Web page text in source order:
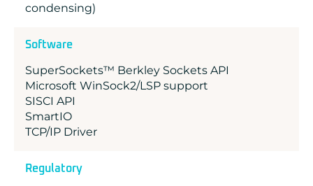
condensing)
Software
SuperSockets™ Berkley Sockets API
Microsoft WinSock2/LSP support
SISCI API
SmartIO
TCP/IP Driver
Regulatory